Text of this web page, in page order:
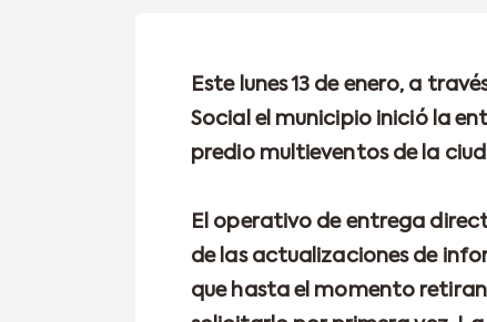
Este lunes 13 de enero, a
Social el municipio inició la
predio multieventos de la
El operativo de entrega
de las actualizaciones de
que hasta el momento retiran